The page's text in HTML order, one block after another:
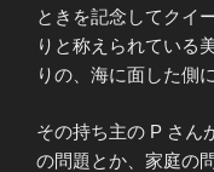
ときを記念してクイ
りと称えられている
りの、海に面した側
その持ち主の P さん
の問題とか、家庭の